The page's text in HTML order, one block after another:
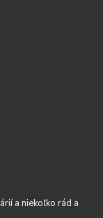
a niekoľko rád a